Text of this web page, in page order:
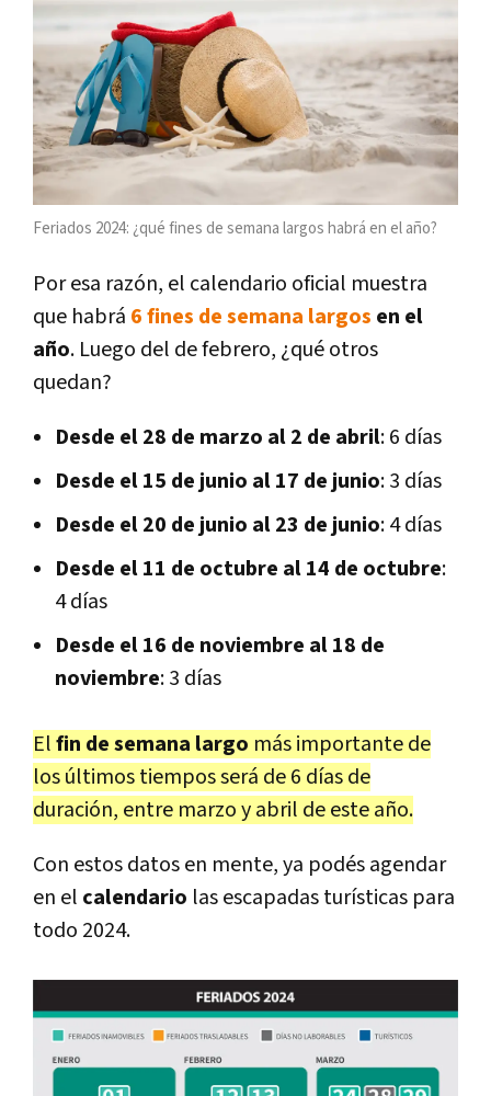
Feriados 2024: ¿qué fines de semana largos habrá en el año?
Por esa razón, el calendario oficial muestra
que habrá 6 fines de semana largos en el
año. Luego del de febrero, ¿qué otros
quedan?
Desde el 28 de marzo al 2 de abril: 6 días
Desde el 15 de junio al 17 de junio: 3 días
Desde el 20 de junio al 23 de junio: 4 días
Desde el 11 de octubre al 14 de octubre:
4 días
Desde el 16 de noviembre al 18 de
noviembre: 3 días
Elfin de semana largo más importante de
los últimos tiempos será de 6 días de
duración, entre marzo y abril de este año.
Con estos datos en mente, ya podés agendar
en el calendario las escapadas turísticas para
todo 2024.